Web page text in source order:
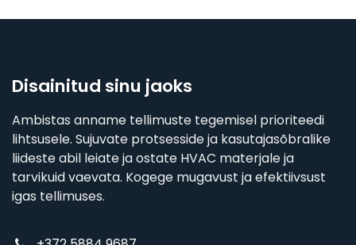
Disainitud sinu jaoks
Ambistas anname tellimuste tegemisel prioriteedi
lihtsusele. Sujuvate protsesside ja kasutajasõbralike
liideste abil leiate ja ostate HVAC materjale ja
tarvikuid vaevata. Kogege mugavust ja efektiivsust
igas tellimuses.